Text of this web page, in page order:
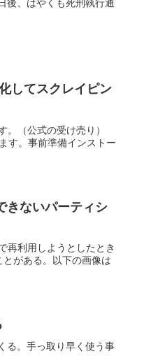
後、はやくも死刑執行通
してスクレイピン
（公式の受け売り）
す。事前準備インストー
きないパーティシ
再利用しようとしたとき
がある。以下の画像は
る。手っ取り早く使う事